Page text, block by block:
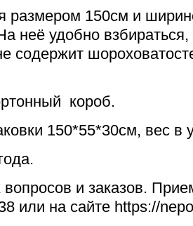
размером 150см и
неё удобно взбираться,
содержит
короб.
150*55*30см, вес в
и заказов.
или на сайте https://